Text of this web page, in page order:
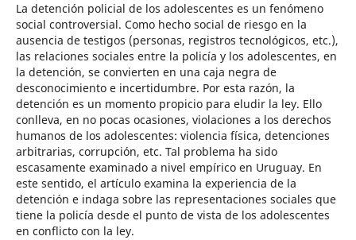
La detención policial de los adolescentes es un fenómeno
social controversial. Como hecho social de riesgo en la
ausencia de testigos (personas, registros tecnológicos, etc.),
las relaciones sociales entre la policía y los adolescentes, en
la detención, se convierten en una caja negra de
desconocimiento e incertidumbre. Por esta razón, la
detención es un momento propicio para eludir la ley. Ello
conlleva, en no pocas ocasiones, violaciones a los derechos
humanos de los adolescentes: violencia física, detenciones
arbitrarias, corrupción, etc. Tal problema ha sido
escasamente examinado a nivel empírico en Uruguay. En
este sentido, el artículo examina la experiencia de la
detención e indaga sobre las representaciones sociales que
tiene la policía desde el punto de vista de los adolescentes
en conflicto con la ley.